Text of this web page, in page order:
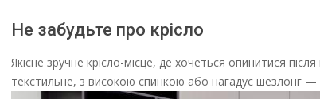
Не забудьте про крісло
Якісне зручне крісло-місце, де хочеться опинитися
текстильне, з високою спинкою або нагадує шезлонг —